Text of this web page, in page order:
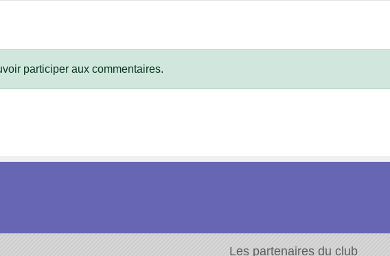
participer aux commentaires.
Les partenaires du club